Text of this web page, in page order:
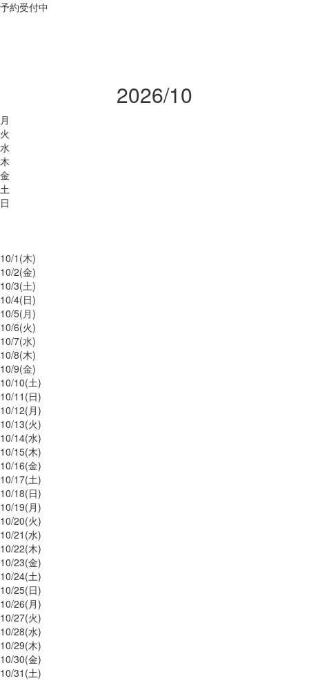
予約受付中
2026/10
月
火
水
木
金
土
日
10/1 (木)
10/2(金)
10/3(土)
10/4(日)
10/5(月)
10/6(火)
10/7(水)
10/8(木)
10/9(金)
10/10(土)
10/11 (日)
10/12(月)
10/13(火)
10/14(水)
10/15(木)
10/16(金)
10/17(土)
10/18(日)
10/19(月)
10/20(火)
10/21 (水)
10/22(木)
10/23(金)
10/24(土)
10/25(日)
10/26(月)
10/27(火)
10/28(水)
10/29(木)
10/30(金)
10/31 (土)